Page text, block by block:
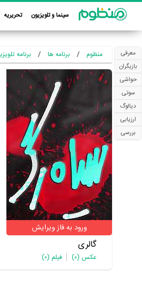
سینما و تلویزیون تحریریه
معرفی
بازیگران
حواشی
سوتی
دیالوگ
ارزیابی
بررسی
منظوم برنامه ها برنامه
ورود به فاز ویرایش
گالری
عکس (0) فیلم (0)